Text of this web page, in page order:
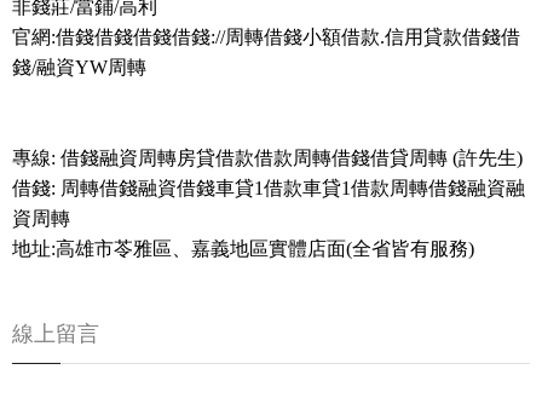
非錢莊/當鋪/高利
官網:借錢借錢借錢借錢://周轉借錢小額借款.信用貸款借錢借
錢/融資YW周轉
專線: 借錢融資周轉房貸借款借款周轉借錢借貸周轉 (許先生)
借錢: 周轉借錢融資借錢車貸1借款車貸1借款周轉借錢融資融
資周轉
地址:高雄市苓雅區、嘉義地區實體店面(全省皆有服務)
線上留言